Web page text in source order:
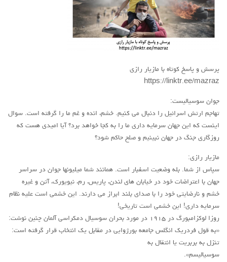
آمریکای لاتین
بحث
کارگران
اقتصادی
ادبی
سیاسی
نقد سیاسی
مباحثات
نقد
کومله
روشنفکران مارکسیست
پرسش و پاسخ کوتاه با مازیار رازی
https://linktr.ee/mazraz
جوان سوسیالیست:
تهاجم ارتش اسرائیل را دنبال می کنیم. خشم، انده و غم ما را گرفته است. سوال
اینست که این جهان سرمایه داری ما را به کجا خواهد برد؟ آیا امیدی هست که
روزگاری جنگ در جهان نبینیم و صلح حاکم شود؟
مازیار رازی:
سپاس از شما. بله وضعیت اسفبار است. همانند شما میلیونها جوان در سراسر
جهان با اعتراضات خود در خیابان های لندن، پاریس، رم، نیویورک، آتن و غیره
خشم و نارضایتی خود را با صدای بلند ابراز می دارند. این خشمی است علیه نظام
سرمایه داری! این خشمی است تاریخی!
روزا لوکزامبورگ در ۱۹۱۵ در مورد بحران سوسیال دمکراسی آلمان چنین نوشت:
«به قول فردریک انگلس جامعه بورژوایی در مقابل یک انتخاب قرار گرفته است:
تنزل به بربریت یا انتقال به
سوسیالیسم».